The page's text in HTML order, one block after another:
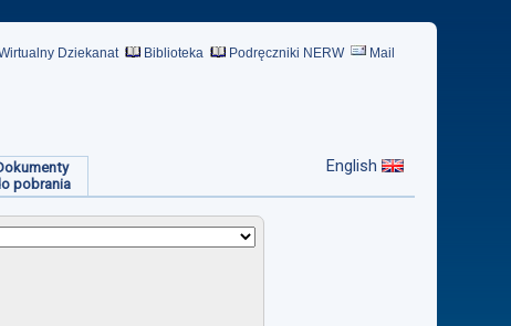
Dziekanat Biblioteka Podręczniki NERW Mail
pobrania
English